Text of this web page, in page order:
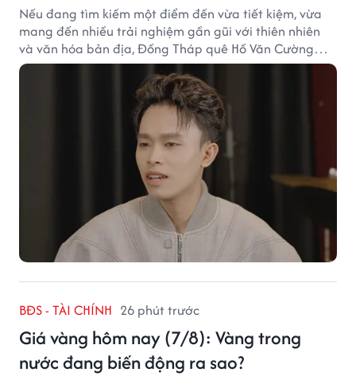
Nếu đang tìm kiếm một điểm đến vừa tiết kiệm, vừa
mang đến nhiều trải nghiệm gần gũi với thiên nhiên
và văn hóa bản địa, Đồng Tháp quê Hồ Văn Cường
chắc chắn là lựa chọn đáng cân nhắc.
BĐS - TÀI CHÍNH 26 phút trước
Giá vàng hôm nay (7/8): Vàng trong
nước đang biến động ra sao?